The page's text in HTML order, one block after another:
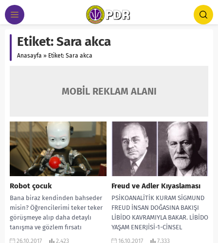
Etiket:Sara akca
Anasayfa » Etiket: Sara akca
MOBİL REKLAM ALANI
Robot çocuk
Bana biraz kendinden bahseder
misin? Öğrencilerimi teker teker
görüşmeye alıp daha detaylı
tanışma ve gözlem fırsatı
bulduğum bugünler de bana...
26.10.2017 2.423
Freud ve Adler Kıyaslaması
PSİKOANALİTİK KURAM SİGMUND
FREUD İNSAN DOĞASINA BAKIŞI
LİBİDO KAVRAMIYLA BAKAR. LİBİDO
YAŞAM ENERJİSİ-1-CİNSEL
DÜRTÜLER İÇGÜDÜLER DOĞUŞTAN
16.10.2017 7.333